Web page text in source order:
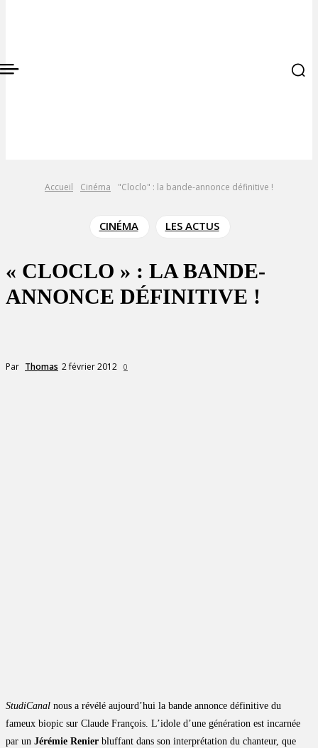
Accueil Cinéma "Cloclo" : la bande-annonce définitive !
CINÉMA LES ACTUS
« CLOCLO » : LA BANDE-
ANNONCE DÉFINITIVE !
Par Thomas 2 février 2012 0
StudiCanal nous a révélé aujourd’hui la bande annonce définitive du
fameux biopic sur Claude François. L’idole d’une génération est incarnée
par un Jérémie Renier bluffant dans son interprétation du chanteur, que